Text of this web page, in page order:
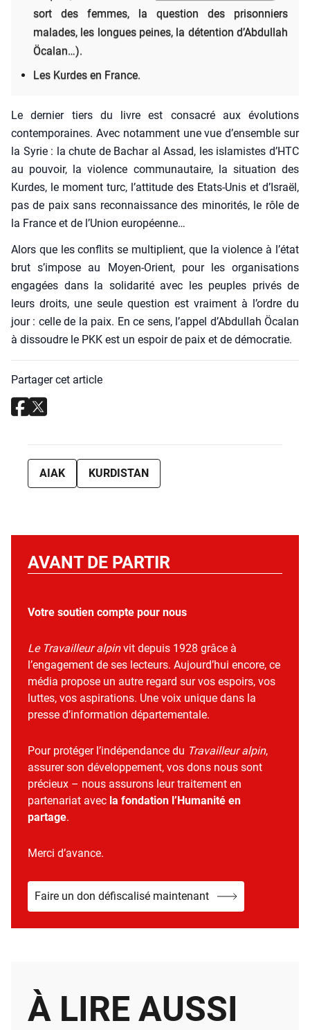
sort des femmes, la ques­tion des pri­son­niers
malades, les longues peines, la déten­tion d’Ab­dul­lah
Öca­lan…).
Les Kurdes en France.
Le der­nier tiers du livre est consa­cré aux évo­lu­tions
contem­po­raines. Avec notam­ment une vue d’en­semble sur
la Syrie : la chute de Bachar al Assad, les isla­mistes d’HTC
au pou­voir, la vio­lence com­mu­nau­taire, la situa­tion des
Kurdes, le moment turc, l’at­ti­tude des Etats-Unis et d’Is­raël,
pas de paix sans recon­nais­sance des mino­ri­tés, le rôle de
la France et de l’U­nion euro­péenne…
Alors que les conflits se mul­ti­plient, que la vio­lence à l’é­tat
brut s’im­pose au Moyen-Orient, pour les orga­ni­sa­tions
enga­gées dans la soli­da­ri­té avec les peuples pri­vés de
leurs droits, une seule ques­tion est vrai­ment à l’ordre du
jour : celle de la paix. En ce sens, l’ap­pel d’Ab­dul­lah Öca­lan
à dis­soudre le PKK est un espoir de paix et de démo­cra­tie.
Partager cet article
AIAK KURDISTAN
AVANT DE PARTIR
Votre soutien compte pour nous
Le Travailleur alpinvit depuis 1928 grâce à
l’engagement de ses lecteurs. Aujourd’hui encore, ce
média propose un autre regard sur vos espoirs, vos
luttes, vos aspirations. Une voix unique dans la
presse d’information départementale.
Pour protéger l’indépendance du Travailleur alpin,
assurer son développement, vos dons nous sont
précieux – nous assurons leur traitement en
partenariat avec la fondation l’Humanité en
partage.
Merci d’avance.
Faire un don défiscalisé maintenant
À LIRE AUSSI